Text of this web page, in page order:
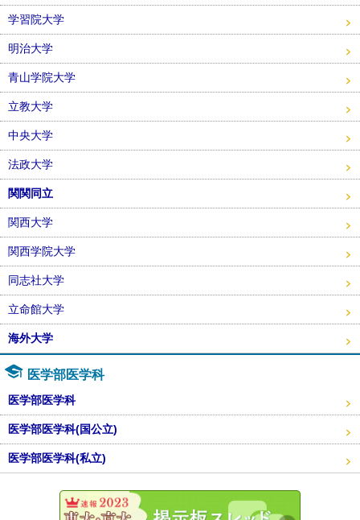
学習院大学
明治大学
青山学院大学
立教大学
中央大学
法政大学
関関同立
関西大学
関西学院大学
同志社大学
立命館大学
海外大学
医学部医学科
医学部医学科
医学部医学科(国公立)
医学部医学科(私立)